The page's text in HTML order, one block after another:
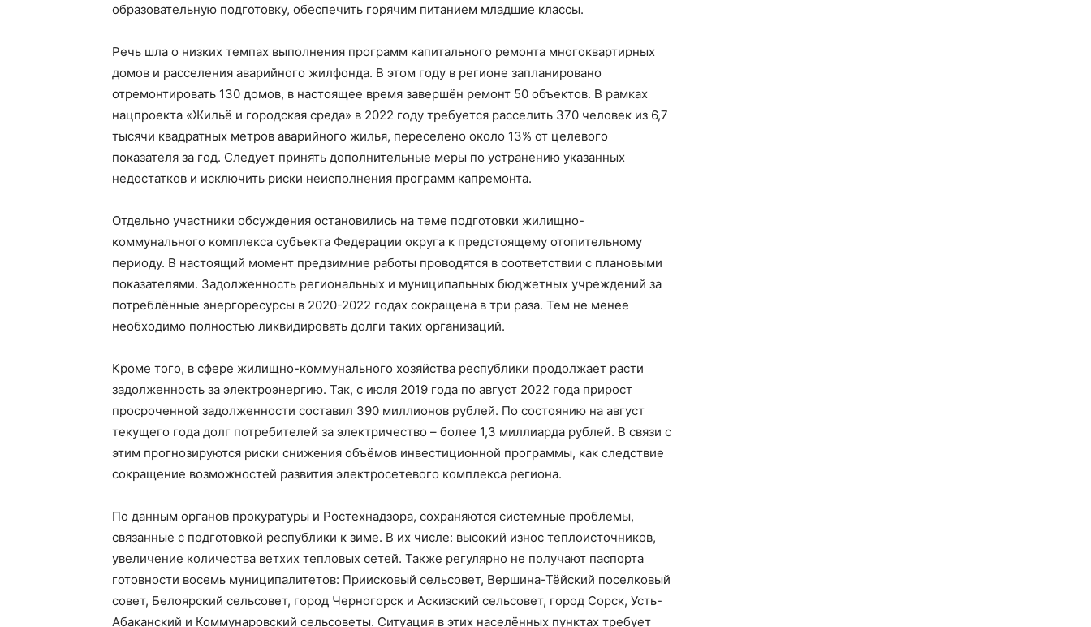
образовательную подготовку, обеспечить горячим питанием младшие классы.
Речь шла о низких темпах выполнения программ капитального ремонта многоквартирных
домов и расселения аварийного жилфонда. В этом году в регионе запланировано
отремонтировать 130 домов, в настоящее время завершён ремонт 50 объектов. В рамках
нацпроекта «Жильё и городская среда» в 2022 году требуется расселить 370 человек из 6,7
тысячи квадратных метров аварийного жилья, переселено около 13% от целевого
показателя за год. Следует принять дополнительные меры по устранению указанных
недостатков и исключить риски неисполнения программ капремонта.
Отдельно участники обсуждения остановились на теме подготовки жилищно-
коммунального комплекса субъекта Федерации округа к предстоящему отопительному
периоду. В настоящий момент предзимние работы проводятся в соответствии с плановыми
показателями. Задолженность региональных и муниципальных бюджетных учреждений за
потреблённые энергоресурсы в 2020-2022 годах сокращена в три раза. Тем не менее
необходимо полностью ликвидировать долги таких организаций.
Кроме того, в сфере жилищно-коммунального хозяйства республики продолжает расти
задолженность за электроэнергию. Так, с июля 2019 года по август 2022 года прирост
просроченной задолженности составил 390 миллионов рублей. По состоянию на август
текущего года долг потребителей за электричество – более 1,3 миллиарда рублей. В связи с
этим прогнозируются риски снижения объёмов инвестиционной программы, как следствие
сокращение возможностей развития электросетевого комплекса региона.
По данным органов прокуратуры и Ростехнадзора, сохраняются системные проблемы,
связанные с подготовкой республики к зиме. В их числе: высокий износ теплоисточников,
увеличение количества ветхих тепловых сетей. Также регулярно не получают паспорта
готовности восемь муниципалитетов: Приисковый сельсовет, Вершина-Тёйский поселковый
совет, Белоярский сельсовет, город Черногорск и Аскизский сельсовет, город Сорск, Усть-
Абаканский и Коммунаровский сельсоветы. Ситуация в этих населённых пунктах требует